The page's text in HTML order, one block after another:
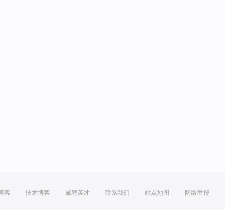
客 技术博客 诚聘英才 联系我们 站点地图 网络举报